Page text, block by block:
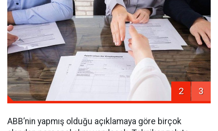
2 3
ABB’nin yapmış olduğu açıklamaya göre birçok